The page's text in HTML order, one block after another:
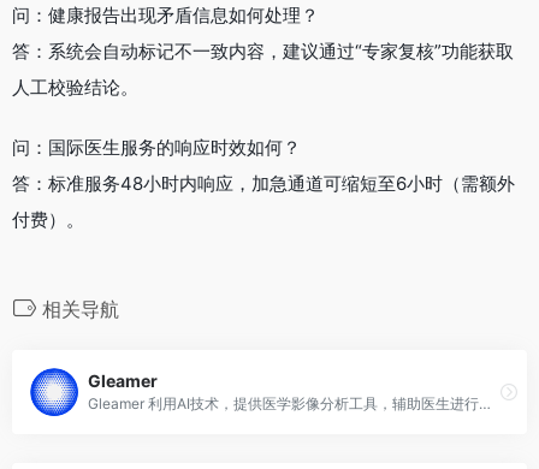
问：健康报告出现矛盾信息如何处理？
答：系统会自动标记不一致内容，建议通过“专家复核”功能获取
人工校验结论。
问：国际医生服务的响应时效如何？
答：标准服务48小时内响应，加急通道可缩短至6小时（需额外
付费）。
相关导航
Gleamer
Gleamer 利用AI技术，提供医学影像分析工具，辅助医生进行诊断。